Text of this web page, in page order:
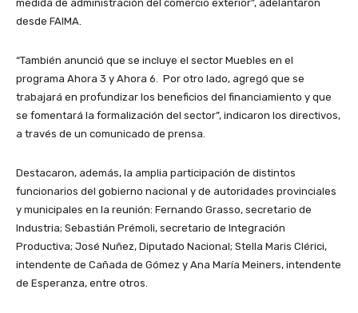
medida de administración del comercio exterior”, adelantaron
desde FAIMA.
“También anunció que se incluye el sector Muebles en el
programa Ahora 3 y Ahora 6. Por otro lado, agregó que se
trabajará en profundizar los beneficios del financiamiento y que
se fomentará la formalización del sector”, indicaron los directivos,
a través de un comunicado de prensa.
Destacaron, además, la amplia participación de distintos
funcionarios del gobierno nacional y de autoridades provinciales
y municipales en la reunión: Fernando Grasso, secretario de
Industria; Sebastián Prémoli, secretario de Integración
Productiva; José Nuñez, Diputado Nacional; Stella Maris Clérici,
intendente de Cañada de Gómez y Ana María Meiners, intendente
de Esperanza, entre otros.